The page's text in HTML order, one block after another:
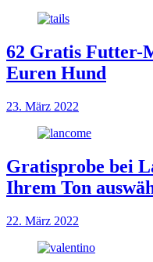
62 Gratis Futter-
Euren Hund
23. März 2022
Gratisprobe bei
Ihrem Ton
22. März 2022